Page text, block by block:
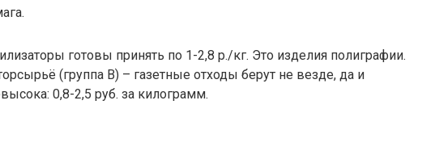
готовы принять по 1-2,8 р./кг. Это изделия полиграфии.
(группа В) – газетные отходы берут не везде, да и
0,8-2,5 руб. за килограмм.